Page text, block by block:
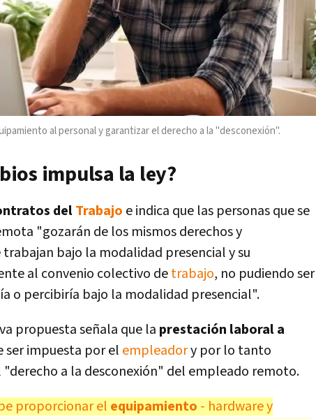
al personal y garantizar el derecho a la "desconexión".
impulsa la ley?
delTrabajo e indica que las personas que se
"gozarán de los mismos derechos y
bajo la modalidad presencial y su
al convenio colectivo detrabajo, no pudiendo ser
o percibiría bajo la modalidad presencial".
propuesta señala que la prestación laboral a
ser impuesta por el empleadory por lo tanto
a la desconexión" del empleado remoto.
proporcionar el equipamiento - hardware y